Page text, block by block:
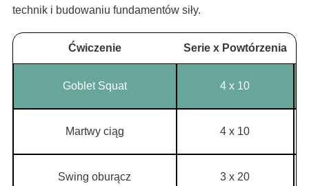
technik i budowaniu fundamentów siły.
Ćwiczenie Serie x Powtórzenia
Goblet Squat 4 x 10
Martwy ciąg 4 x 10
Swing oburącz 3 x 20